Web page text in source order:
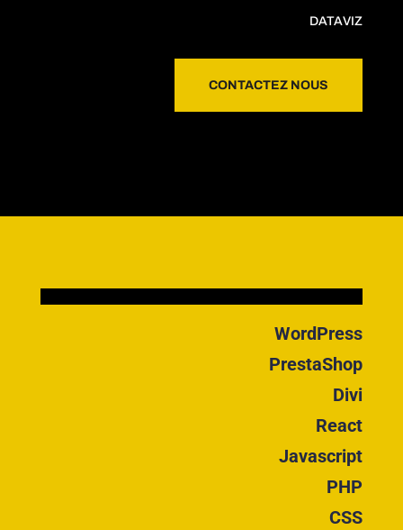
DATAVIZ
CONTACTEZ NOUS
WordPress
PrestaShop
Divi
React
Javascript
PHP
CSS